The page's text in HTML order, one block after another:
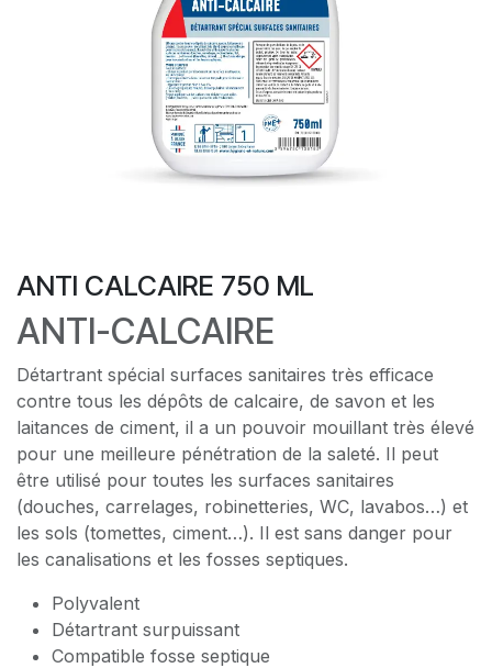
ANTI CALCAIRE 750 ML
ANTI-CALCAIRE
Détartrant spécial surfaces sanitaires très efficace
contre tous les dépôts de calcaire, de savon et les
laitances de ciment, il a un pouvoir mouillant très élevé
pour une meilleure pénétration de la saleté. Il peut
être utilisé pour toutes les surfaces sanitaires
(douches, carrelages, robinetteries, WC, lavabos…) et
les sols (tomettes, ciment…). Il est sans danger pour
les canalisations et les fosses septiques.
Polyvalent
Détartrant surpuissant
Compatible fosse septique